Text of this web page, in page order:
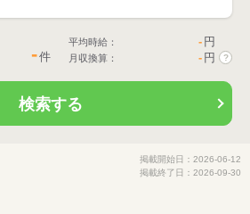
-件
平均時給： - 円
月収換算： - 円 ?
検索する
掲載開始日：2026-06-12
掲載終了日：2026-09-30